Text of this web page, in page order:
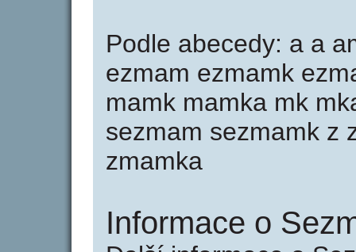
Podle abecedy: a a
ezmam ezmamk
mamk mamka mk
sezmam sezmamk z
zmamka
Informace o